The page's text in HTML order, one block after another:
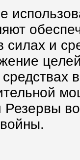
силах и
Резервы